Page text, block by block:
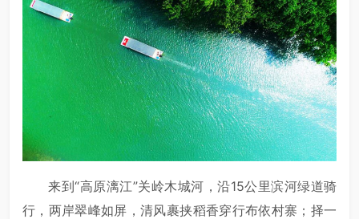
来到“高原漓江”关岭木城河，沿15公里滨河绿道骑
行，两岸翠峰如屏，清风裹挟稻香穿行布依村寨；择一